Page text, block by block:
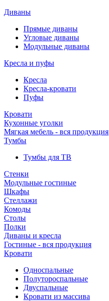
Диваны
Прямые диваны
Угловые диваны
Модульные диваны
Кресла и пуфы
Кресла
Кресла-кровати
Пуфы
Кровати
Кухонные уголки
Мягкая мебель - вся продукция
Тумбы
Тумбы для ТВ
Стенки
Модульные гостиные
Шкафы
Стеллажи
Комоды
Столы
Полки
Диваны и кресла
Гостиные - вся продукция
Кровати
Односпальные
Полутороспальные
Двуспальные
Кровати из массива